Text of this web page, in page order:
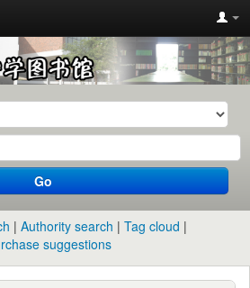
Go
Authority search
Tag cloud
suggestions